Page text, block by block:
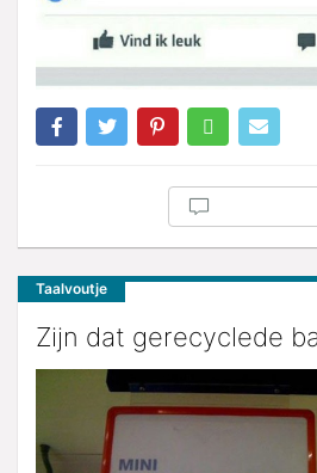
Taalvoutje
Zijn dat gerecyclede